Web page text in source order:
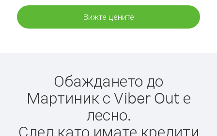
Вижте цените
Обаждането до
Мартиник с Viber Out е
лесно.
След като имате кредити